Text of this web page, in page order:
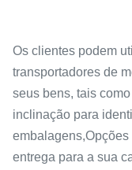
Os clientes podem
transportadores de
seus bens, tais
inclinação para
entrega para a sua